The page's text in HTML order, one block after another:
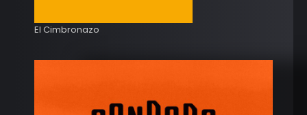
El Cimbronazo